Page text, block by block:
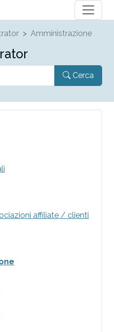
Amministrazione
Cerca
affiliate / clienti